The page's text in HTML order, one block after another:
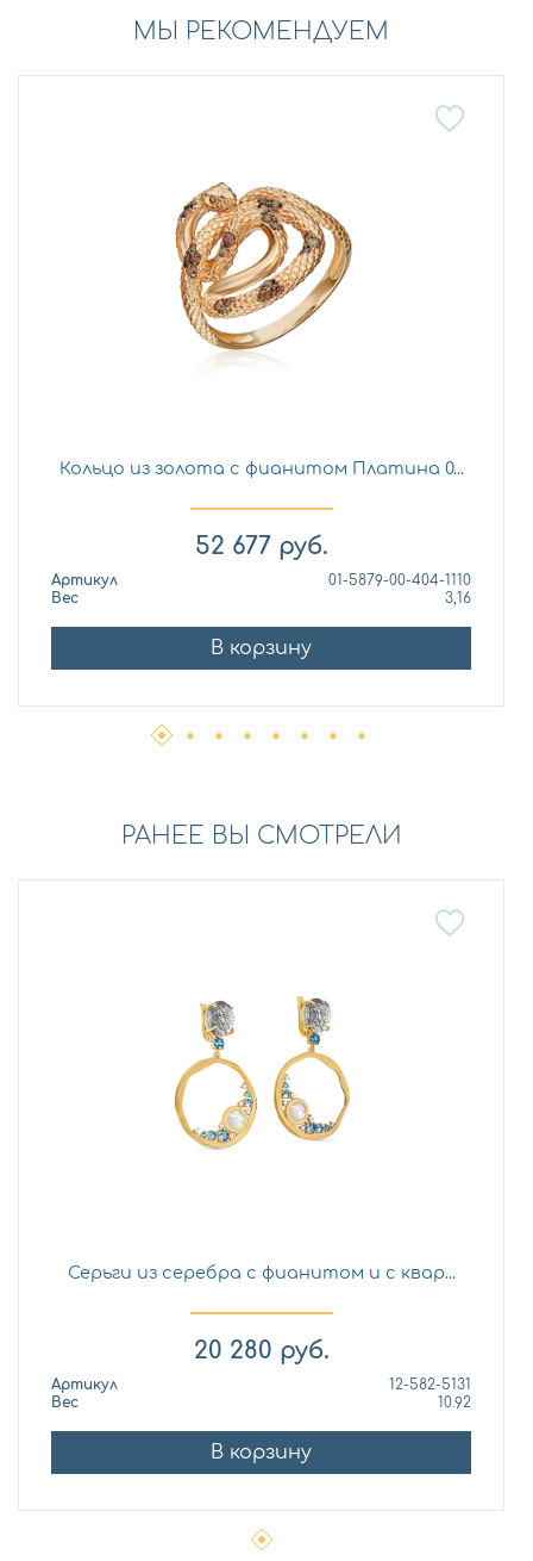
МЫ РЕКОМЕНДУЕМ
Кольцо из золота с фианитом Платина 0...
52 677 руб.
Артикул
01-5879-00-404-1110
Вес
3,16
В корзину
РАНЕЕ ВЫ СМОТРЕЛИ
Серьги из серебра с фианитом и с квар...
20 280 руб.
Артикул
12-582-5131
Вес
10.92
В корзину